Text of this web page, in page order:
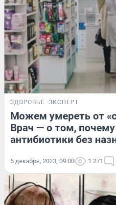
ЗДОРОВЬЕ ЭКСПЕРТ
Можем умереть от
Врач — о том,
антибиотики без
6 декабря, 2023, 09:00 1 271